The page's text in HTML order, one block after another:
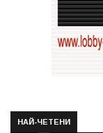
НАЙ-ЧЕТЕНИ